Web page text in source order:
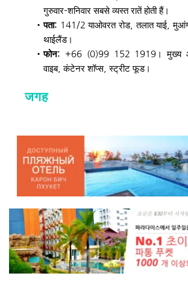
गुरुवार–शनिवार सबसे व्यस्त रातें होती हैं।
पता: 141/2 याओवरत रोड, तलात याई,
थाईलैंड।
फोन: +66 (0)99 152 1919। मुख्य
वाइब, कंटेनर शॉप्स, स्ट्रीट फूड।
जगह